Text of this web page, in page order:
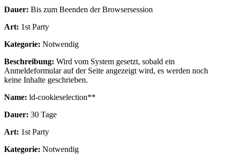
Dauer: Bis zum Beenden der Browsersession
Art: 1st Party
Kategorie: Notwendig
Beschreibung: Wird vom System gesetzt, sobald ein
Anmeldeformular auf der Seite angezeigt wird, es werden noch
keine Inhalte geschrieben.
Name: ld-cookieselection**
Dauer: 30 Tage
Art: 1st Party
Kategorie: Notwendig